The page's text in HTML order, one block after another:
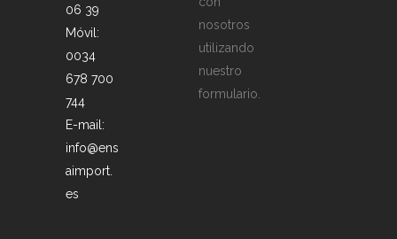
06 39
Móvil:
0034
678 700
744
E-mail:
info@ens
aimport.
es
nosotros
utilizando
nuestro
formulario.